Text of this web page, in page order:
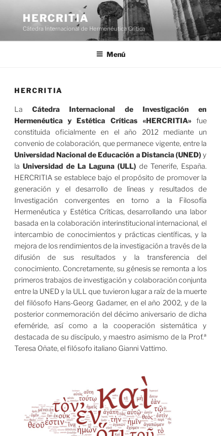
contenido
HERCRITIA
Cátedra Internacional de Hermenéutica Crítica
Menú
HERCRITIA
LaCátedra Internacional de Investigación en
Hermenéutica y Estética Críticas «HERCRITIA»fue
constituida oficialmente en el año 2012 mediante un
convenio de colaboración, que permanece vigente, entre la
Universidad Nacional de Educación a Distancia (UNED) y
la Universidad de La Laguna (ULL) de Tenerife, España.
HERCRITIA se establece bajo el propósito de promover la
generación y el desarrollo de líneas y resultados de
Investigación convergentes en torno a la Filosofía
Hermenéutica y Estética Críticas, desarrollando una labor
basada en la colaboración interinstitucional internacional, el
intercambio de conocimientos y prácticas científicas, y la
mejora de los rendimientos de la investigación a través de la
difusión de sus resultados y la transferencia del
conocimiento. Concretamente, su génesis se remonta a los
primeros trabajos de investigación y colaboración conjunta
entre la UNED y la ULL que tuvieron lugar a raíz de la muerte
del filósofo Hans-Georg Gadamer, en el año 2002, y de la
posterior conmemoración del décimo aniversario de dicha
efeméride, así como a la cooperación sistemática y
destacada de su discípulo, y maestro asimismo de la Prof.ª
Teresa Oñate, el filósofo italiano Gianni Vattimo.